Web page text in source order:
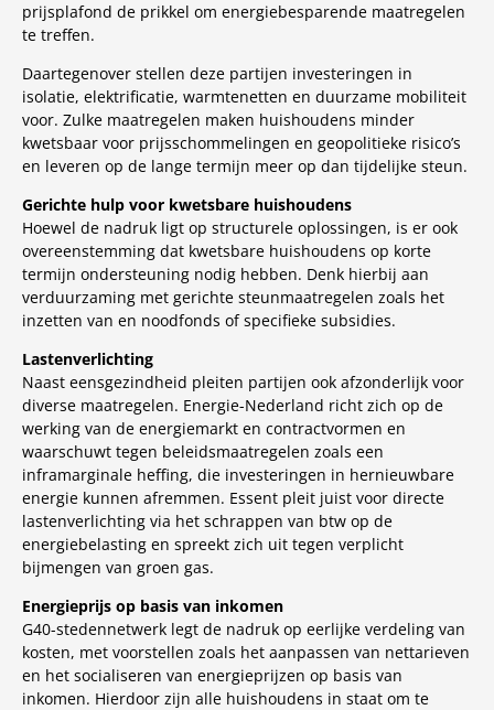
prijsplafond de prikkel om energiebesparende maatregelen
te treffen.
Daartegenover stellen deze partijen investeringen in
isolatie, elektrificatie, warmtenetten en duurzame mobiliteit
voor. Zulke maatregelen maken huishoudens minder
kwetsbaar voor prijsschommelingen en geopolitieke risico’s
en leveren op de lange termijn meer op dan tijdelijke steun.
Gerichte hulp voor kwetsbare huishoudens
Hoewel de nadruk ligt op structurele oplossingen, is er ook
overeenstemming dat kwetsbare huishoudens op korte
termijn ondersteuning nodig hebben. Denk hierbij aan
verduurzaming met gerichte steunmaatregelen zoals het
inzetten van en noodfonds of specifieke subsidies.
Lastenverlichting
Naast eensgezindheid pleiten partijen ook afzonderlijk voor
diverse maatregelen. Energie-Nederland richt zich op de
werking van de energiemarkt en contractvormen en
waarschuwt tegen beleidsmaatregelen zoals een
inframarginale heffing, die investeringen in hernieuwbare
energie kunnen afremmen. Essent pleit juist voor directe
lastenverlichting via het schrappen van btw op de
energiebelasting en spreekt zich uit tegen verplicht
bijmengen van groen gas.
Energieprijs op basis van inkomen
G40-stedennetwerk legt de nadruk op eerlijke verdeling van
kosten, met voorstellen zoals het aanpassen van nettarieven
en het socialiseren van energieprijzen op basis van
inkomen. Hierdoor zijn alle huishoudens in staat om te